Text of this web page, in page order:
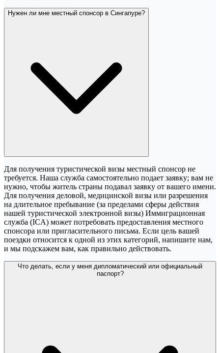
Нужен ли мне местный спонсор в Сингапуре?
Для получения туристической визы местный спонсор не
требуется. Наша служба самостоятельно подает заявку; вам не
нужно, чтобы житель страны подавал заявку от вашего имени.
Для получения деловой, медицинской визы или разрешения
на длительное пребывание (за пределами сферы действия
нашей туристической электронной визы) Иммиграционная
служба (ICA) может потребовать предоставления местного
спонсора или пригласительного письма. Если цель вашей
поездки относится к одной из этих категорий, напишите нам,
и мы подскажем вам, как правильно действовать.
Что делать, если у меня дипломатический или официальный
паспорт?